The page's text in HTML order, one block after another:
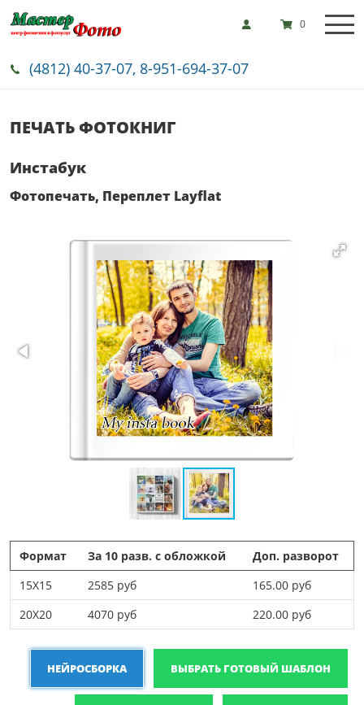
(4812) 40-37-07, 8-951-694-37-07
0
ПЕЧАТЬ ФОТОКНИГ
Инстабук
Фотопечать, Переплет Layflat
Формат За 10 разв. с обложкой
Доп. разворот
15X15
2585 руб
165.00 руб
20X20
4070 руб 220.00 руб
НЕЙРОСБОРКА ВЫБРАТЬ ГОТОВЫЙ ШАБЛОН